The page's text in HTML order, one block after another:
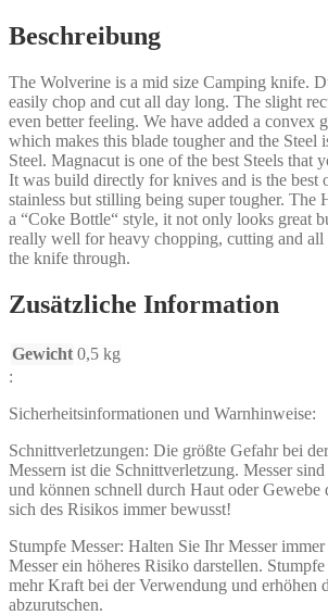
Beschreibung
The Wolverine is a mid size Camping knife.
easily chop and cut all day long. The slight
even better feeling. We have added a convex
which makes this blade tougher and the Steel
Steel. Magnacut is one of the best Steels that
It was build directly for knives and is the best
stainless but stilling being super tougher. The
a “Coke Bottle“ style, it not only looks great
really well for heavy chopping, cutting and
the knife through.
Zusätzliche Information
Gewicht 0,5 kg
:
Sicherheitsinformationen und Warnhinweise:
Schnittverletzungen: Die größte Gefahr bei
Messern ist die Schnittverletzung. Messer
und können schnell durch Haut oder Gewebe
sich des Risikos immer bewusst!
Stumpfe Messer: Halten Sie Ihr Messer
Messer ein höheres Risiko darstellen.
mehr Kraft bei der Verwendung und erhöhen
abzurutschen.